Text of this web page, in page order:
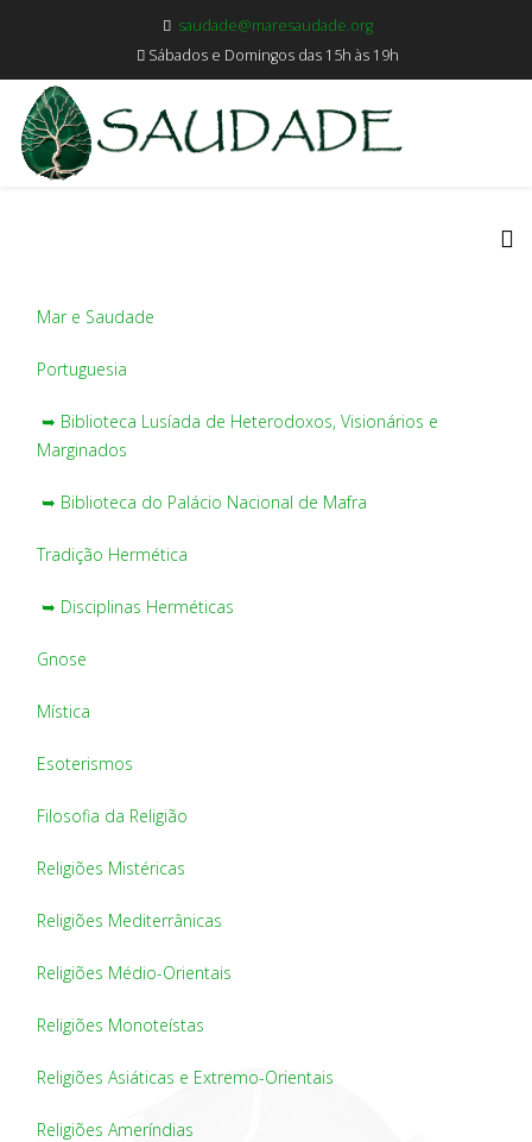
saudade@maresaudade.org
Sábados e Domingos das 15h às 19h
Mar e Saudade
Portuguesia
➥ Biblioteca Lusíada de Heterodoxos, Visionários e
Marginados
➥ Biblioteca do Palácio Nacional de Mafra
Tradição Hermética
➥ Disciplinas Herméticas
Gnose
Mística
Esoterismos
Filosofia da Religião
Religiões Mistéricas
Religiões Mediterrânicas
Religiões Médio-Orientais
Religiões Monoteístas
Religiões Asiáticas e Extremo-Orientais
Religiões Ameríndias